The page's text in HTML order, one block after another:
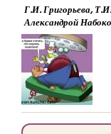
Г.И. Григорьева,
Александрой